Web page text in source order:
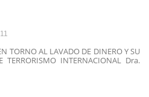
TORNO AL LAVADO DE DINERO Y SU
TERRORISMO INTERNACIONAL Dra.